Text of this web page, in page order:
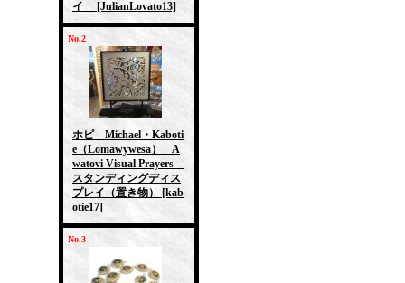
イ
[JulianLovato13]
No.2
ホピ Michael・Kaboti
e（Lomawywesa） A
watovi Visual Prayers
スタンディングディス
プレイ（置き物）
[kab
otie17]
No.3